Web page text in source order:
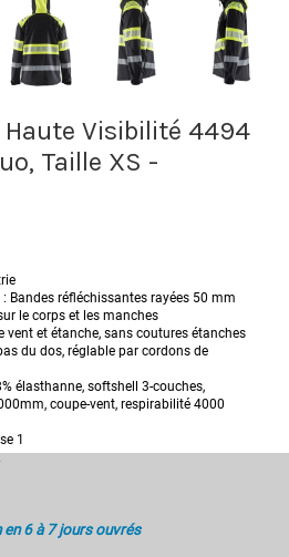
Visibilité 4494
Taille XS -
Bandes réfléchissantes rayées 50 mm
le corps et les manches
vent et étanche, sans coutures étanches
du dos, réglable par cordons de
élasthanne, softshell 3-couches,
coupe-vent, respirabilité 4000
1
en 6 à 7 jours ouvrés